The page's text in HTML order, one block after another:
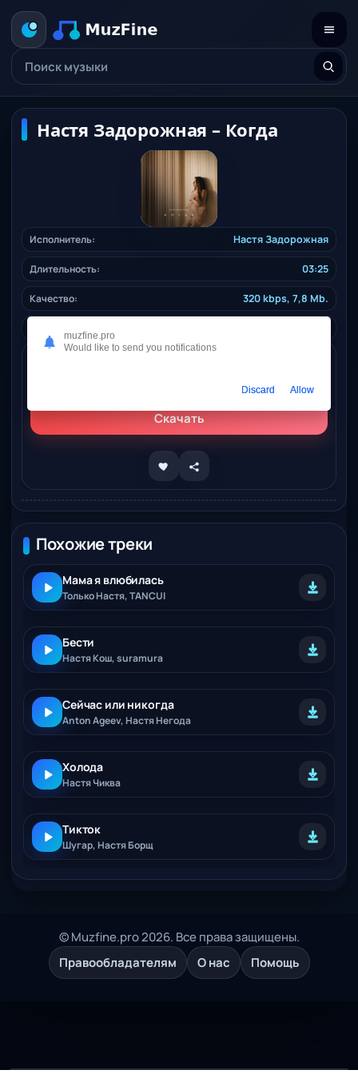
Настя Задорожная – Когда
Исполнитель: Настя Задорожная
Длительность: 03:25
Качество: 320 kbps, 7,8 Mb.
Скачать
Похожие треки
Мама я влюбилась
Только Настя, TANCUI
Бести
Настя Кош, suramura
Сейчас или никогда
Anton Ageev, Настя Негода
Холода
Настя Чиква
Тикток
Шугар, Настя Борщ
© Muzfine.pro 2026. Все права защищены.
Правообладателям
О нас Помощь
muzfine.pro
Would like to send you notifications
Discard Allow